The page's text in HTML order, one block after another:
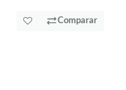
Comparar